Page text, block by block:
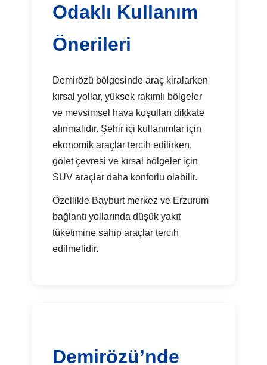
Odaklı Kullanım
Önerileri
Demirözü bölgesinde araç kiralarken
kırsal yollar, yüksek rakımlı bölgeler
ve mevsimsel hava koşulları dikkate
alınmalıdır. Şehir içi kullanımlar için
ekonomik araçlar tercih edilirken,
gölet çevresi ve kırsal bölgeler için
SUV araçlar daha konforlu olabilir.
Özellikle Bayburt merkez ve Erzurum
bağlantı yollarında düşük yakıt
tüketimine sahip araçlar tercih
edilmelidir.
Demirözü’nde